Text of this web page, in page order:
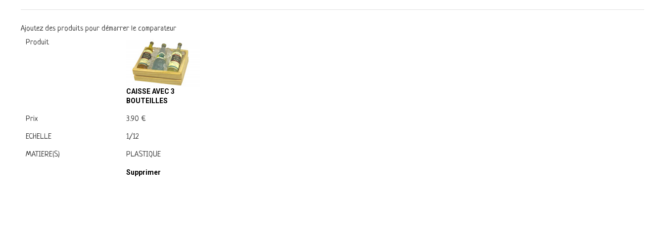
Ajoutez des produits pour démarrer le comparateur
Produit
CAISSE AVEC 3
BOUTEILLES
Prix 3.90 €
ECHELLE 1/12
MATIERE(S) PLASTIQUE
Supprimer